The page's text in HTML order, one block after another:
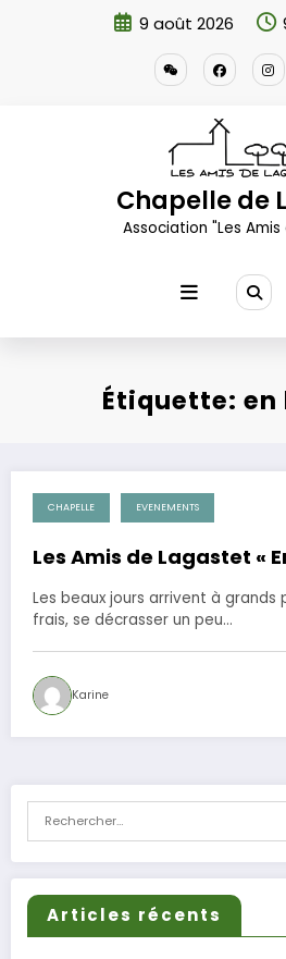
9 août 2026
Chapelle de
Association "Les
Étiquette: en
1 mai 2015
CHAPELLE EVENEMENTS
Les Amis de Lagastet «
Les beaux jours arrivent à grands
frais, se décrasser un peu…
Karine
Articles récents